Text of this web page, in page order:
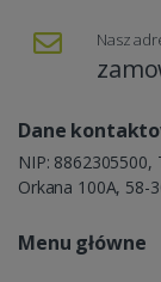
Nasz
Dane
NIP: 8862305500,
Orkana 100A, 58-
Menu główne